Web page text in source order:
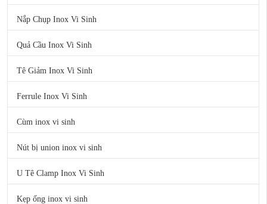
Nắp Chụp Inox Vi Sinh
Quả Cầu Inox Vi Sinh
Tê Giảm Inox Vi Sinh
Ferrule Inox Vi Sinh
Cùm inox vi sinh
Nút bị union inox vi sinh
U Tê Clamp Inox Vi Sinh
Kẹp ống inox vi sinh